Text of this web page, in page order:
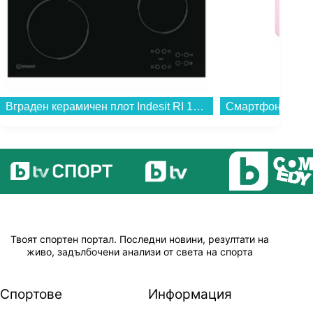
Вграден керамичен плот Indesit RI 161 C , Електрически...
Твоят спортен портал. Последни новини, резултати на
живо, задълбочени анализи от света на спорта
Спортове Информация